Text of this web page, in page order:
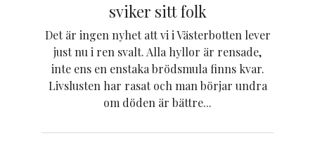
sviker sitt folk
Det är ingen nyhet att vi i Västerbotten lever
just nu i ren svalt. Alla hyllor är rensade,
inte ens en enstaka brödsmula finns kvar.
Livslusten har rasat och man börjar undra
om döden är bättre...